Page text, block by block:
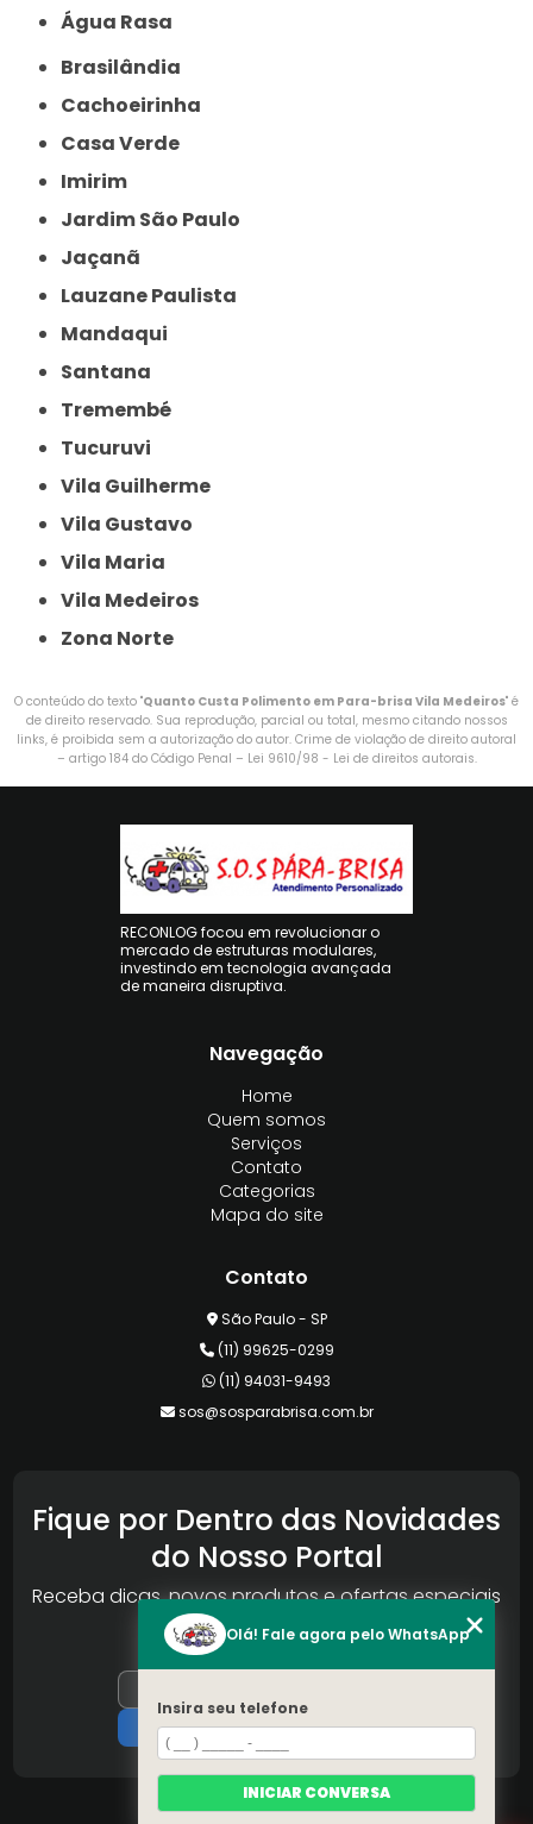
Água Rasa
Brasilândia
Cachoeirinha
Casa Verde
Imirim
Jardim São Paulo
Jaçanã
Lauzane Paulista
Mandaqui
Santana
Tremembé
Tucuruvi
Vila Guilherme
Vila Gustavo
Vila Maria
Vila Medeiros
Zona Norte
O conteúdo do texto "Quanto Custa Polimento em Para-brisa Vila Medeiros" é
de direito reservado. Sua reprodução, parcial ou total, mesmo citando nossos
links, é proibida sem a autorização do autor. Crime de violação de direito autoral
– artigo 184 do Código Penal – Lei 9610/98 - Lei de direitos autorais.
RECONLOG focou em revolucionar o
mercado de estruturas modulares,
investindo em tecnologia avançada
de maneira disruptiva.
Navegação
Home
Quem somos
Serviços
Contato
Categorias
Mapa do site
Contato
São Paulo - SP
(11) 99625-0299
(11) 94031-9493
sos@sosparabrisa.com.br
Fique por Dentro das Novidades
do Nosso Portal
Receba dicas, novos produtos e ofertas especiais
da Reconlog
Olá! Fale agora pelo WhatsApp
Insira seu telefone
INICIAR CONVERSA